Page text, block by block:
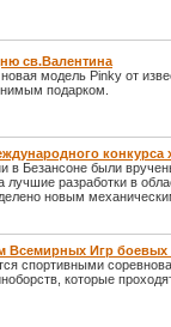
св.Валентина
модель Pinky от
подарком.
конкурса
в Безансоне были
разработки в
новым
Всемирных Игр боевых
спортивными
которые